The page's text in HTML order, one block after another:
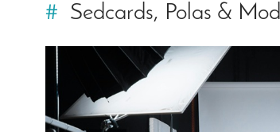
# Sedcards, Polas &